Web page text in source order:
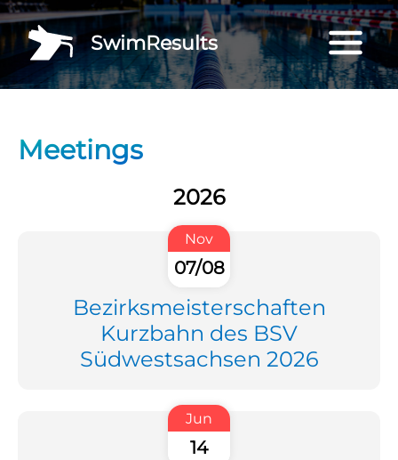
SwimResults
Meetings
2026
Nov
07/08
Bezirksmeisterschaften
Kurzbahn des BSV
Südwestsachsen 2026
Jun
14